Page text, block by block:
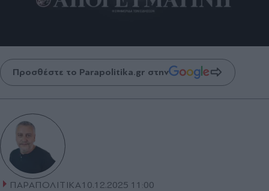
Προσθέστε το Parapolitika.gr στην
ΠΑΡΑΠΟΛΙΤΙΚΑ10.12.2025 11:00